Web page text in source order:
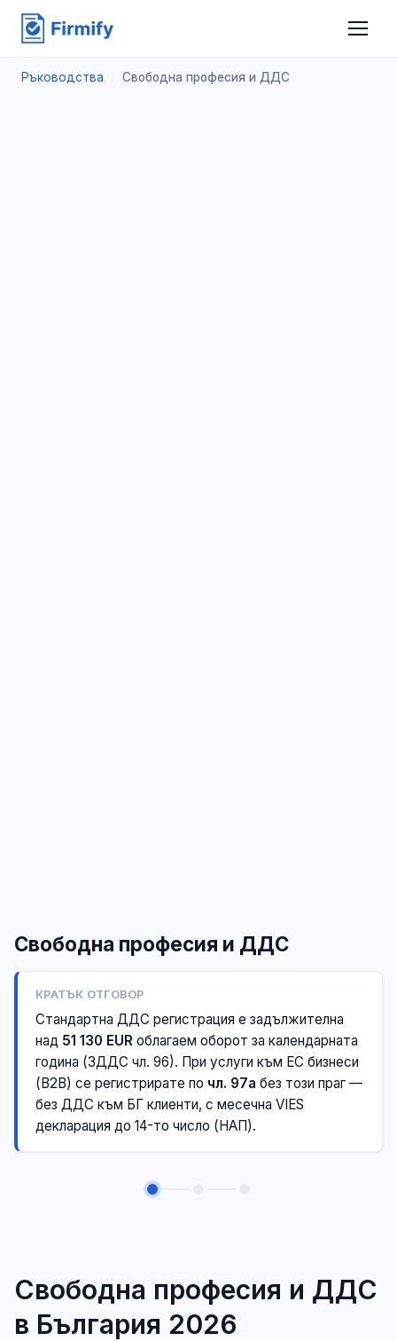
Ръководства Свободна професия и ДДС
Свободна професия и ДДС
КРАТЪК ОТГОВОР
Стандартна ДДС регистрация е задължителна
над 51 130 EUR облагаем оборот за календарната
година (ЗДДС чл. 96). При услуги към ЕС бизнеси
(B2B) се регистрирате по чл. 97а без този праг —
без ДДС към БГ клиенти, с месечна VIES
декларация до 14-то число (НАП).
Свободна професия и ДДС
в България 2026